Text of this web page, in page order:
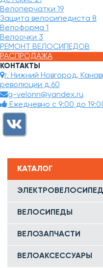
Велоперчатки 19
Защита велосипедиста 8
Велоформа 1
Велоочки 3
РЕМОНТ ВЕЛОСИПЕДОВ
РАСПРОДАЖА
КОНТАКТЫ
г. Нижний Новгород,
революции д.60
g-velonn@yandex.ru
Ежедневно с 9:00 до
КАТАЛОГ
ВЕЛОСИПЕДЫ
ВЕЛОЗАПЧАСТИ
ВЕЛОАКСЕССУАРЫ